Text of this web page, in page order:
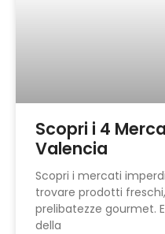
Scopri i 4
Valencia
Scopri i mercati
trovare prodotti
prelibatezze gourmet.
della